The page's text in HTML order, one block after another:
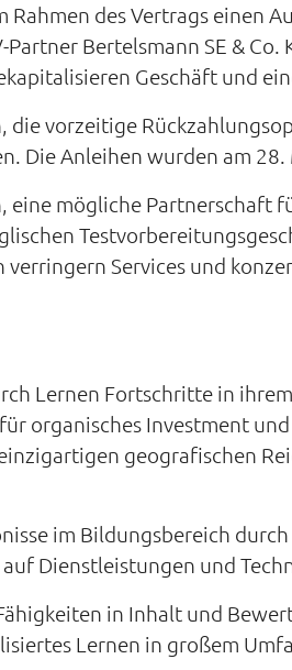
des Vertrags einen
Bertelsmann SE &
Geschäft und
vorzeitige
Die Anleihen wurden am
eine mögliche Partnerschaft
Services und
Lernen Fortschritte in
organisches Investment
geografischen
im Bildungsbereich
Dienstleistungen und
in Inhalt und
Lernen in großem